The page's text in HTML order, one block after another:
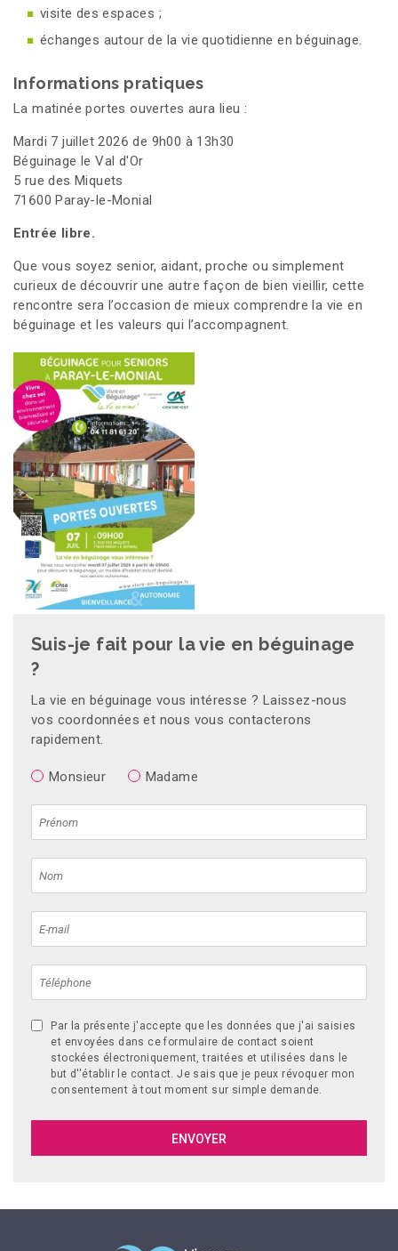
visite des espaces ;
échanges autour de la vie quotidienne en béguinage.
Informations pratiques
La matinée portes ouvertes aura lieu :
Mardi 7 juillet 2026 de 9h00 à 13h30
Béguinage le Val d'Or
5 rue des Miquets
71600 Paray-le-Monial
Entrée libre.
Que vous soyez senior, aidant, proche ou simplement
curieux de découvrir une autre façon de bien vieillir, cette
rencontre sera l’occasion de mieux comprendre la vie en
béguinage et les valeurs qui l’accompagnent.
Suis-je fait pour la vie en béguinage
?
La vie en béguinage vous intéresse ? Laissez-nous
vos coordonnées et nous vous contacterons
rapidement.
Monsieur Madame
Par la présente j'accepte que les données que j'ai saisies
et envoyées dans ce formulaire de contact soient
stockées électroniquement, traitées et utilisées dans le
but d''établir le contact. Je sais que je peux révoquer mon
consentement à tout moment sur simple demande.